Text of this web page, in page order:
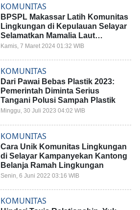
KOMUNITAS
BPSPL Makassar Latih Komunitas
Lingkungan di Kepulauan Selayar
Selamatkan Mamalia Laut
Terdampar
Kamis, 7 Maret 2024 01:32 WIB
KOMUNITAS
Dari Pawai Bebas Plastik 2023:
Pemerintah Diminta Serius
Tangani Polusi Sampah Plastik
Minggu, 30 Juli 2023 04:02 WIB
KOMUNITAS
Cara Unik Komunitas Lingkungan
di Selayar Kampanyekan Kantong
Belanja Ramah Lingkungan
Senin, 6 Juni 2022 03:16 WIB
KOMUNITAS